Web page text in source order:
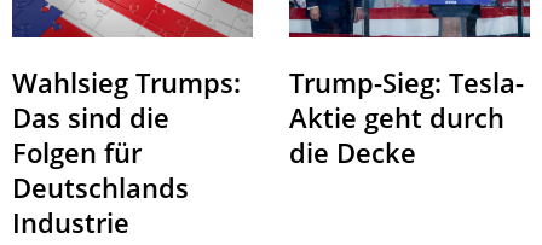
Wahlsieg Trumps:
Das sind die
Folgen für
Deutschlands
Industrie
Trump-Sieg: Tesla-
Aktie geht durch
die Decke